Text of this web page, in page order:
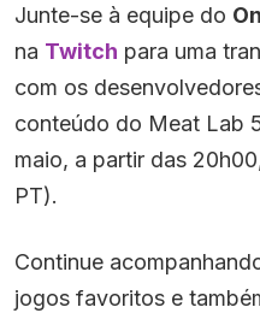
Junte-se à equipe do
na Twitch para uma
com os
conteúdo do Meat Lab
maio, a partir das
PT).
Continue
jogos favoritos e